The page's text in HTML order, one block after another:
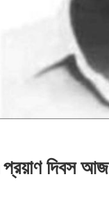
প্রয়াণ দিবস আজ